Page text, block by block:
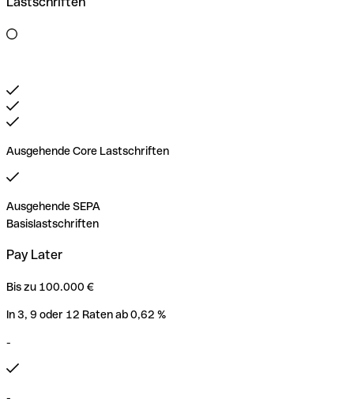
Ausgehende Core Lastschriften
Ausgehende SEPA
Basislastschriften
Pay Later
Bis zu 100.000 €
In 3, 9 oder 12 Raten ab 0,62 %
-
-